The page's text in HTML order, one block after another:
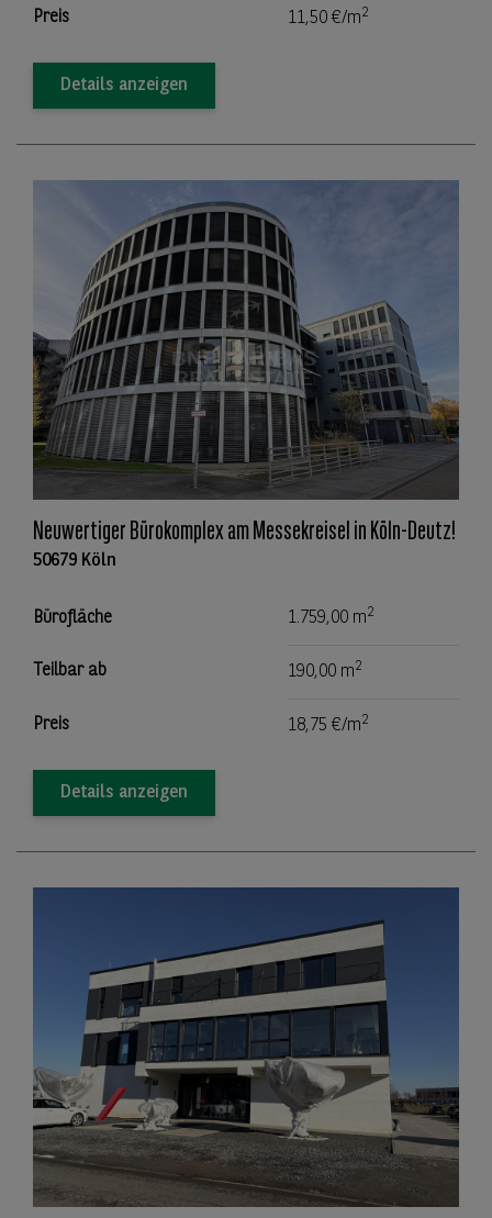
Preis 11,50 €/m2
Details anzeigen
Neuwertiger Bürokomplex am Messekreisel in Köln-Deutz!
50679 Köln
Bürofläche 1.759,00 m2
Teilbar ab 190,00 m2
Preis 18,75 €/m2
Details anzeigen